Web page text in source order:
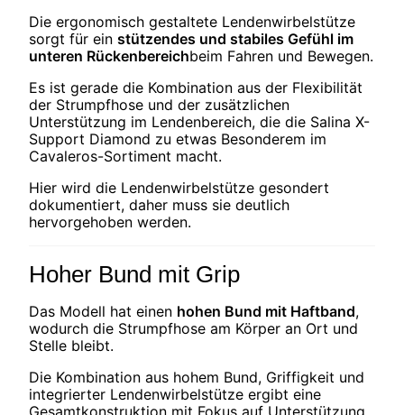
Die ergonomisch gestaltete Lendenwirbelstütze
sorgt für ein stützendes und stabiles Gefühl im
unteren Rückenbereichbeim Fahren und Bewegen.
Es ist gerade die Kombination aus der Flexibilität
der Strumpfhose und der zusätzlichen
Unterstützung im Lendenbereich, die die Salina X-
Support Diamond zu etwas Besonderem im
Cavaleros-Sortiment macht.
Hier wird die Lendenwirbelstütze gesondert
dokumentiert, daher muss sie deutlich
hervorgehoben werden.
Hoher Bund mit Grip
Das Modell hat einen hohen Bund mit Haftband,
wodurch die Strumpfhose am Körper an Ort und
Stelle bleibt.
Die Kombination aus hohem Bund, Griffigkeit und
integrierter Lendenwirbelstütze ergibt eine
Gesamtkonstruktion mit Fokus auf Unterstützung